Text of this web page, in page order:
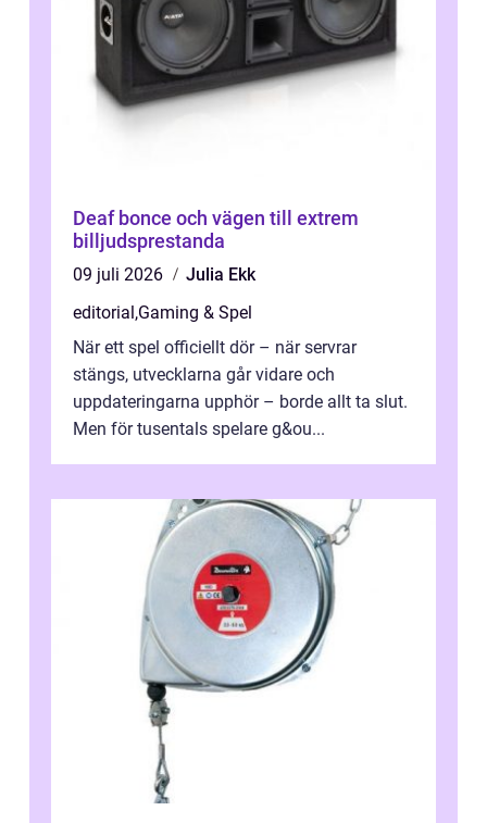
Deaf bonce och vägen till extrem
billjudsprestanda
09 juli 2026
Julia Ekk
editorial,Gaming & Spel
När ett spel officiellt dör – när servrar
stängs, utvecklarna går vidare och
uppdateringarna upphör – borde allt ta slut.
Men för tusentals spelare g&ou...